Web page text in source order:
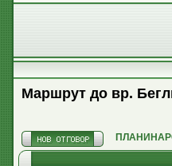
Маршрут до вр.